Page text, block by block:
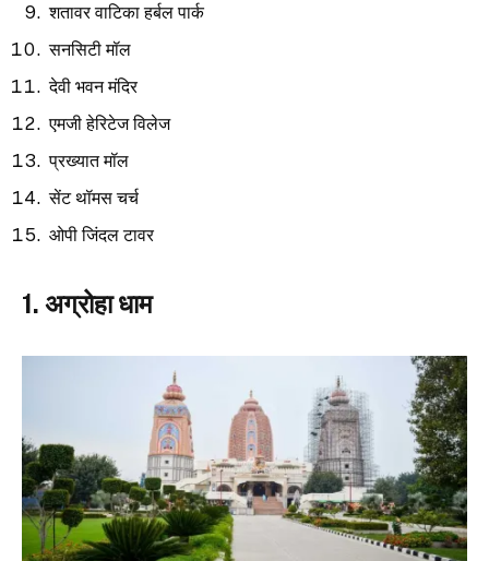
शतावर वाटिका हर्बल पार्क
सनसिटी मॉल
देवी भवन मंदिर
एमजी हेरिटेज विलेज
प्रख्यात मॉल
सेंट थॉमस चर्च
ओपी जिंदल टावर
1. अग्रोहा धाम